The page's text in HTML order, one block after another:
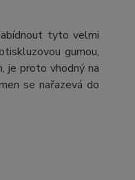
tyto velmi
gumou,
je proto vhodný na
se nařazevá do